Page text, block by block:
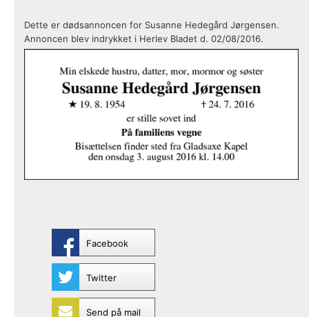
Facebook
Twitter
Send på mail
Dette er dødsannoncen for Susanne Hedegård Jørgensen.
Annoncen blev indrykket i Herlev Bladet d. 02/08/2016.